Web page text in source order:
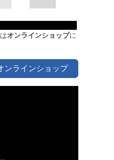
オンラインショップに
ンラインショップ